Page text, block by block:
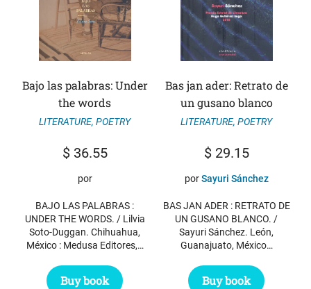
Bajo las palabras: Under
the words
LITERATURE, POETRY
$36.55
por
BAJO LAS PALABRAS :
UNDER THE WORDS. / Lilvia
Soto-Duggan. Chihuahua,
México : Medusa Editores,…
Buy book
Bas jan ader: Retrato de
un gusano blanco
LITERATURE, POETRY
$29.15
porSayuri Sánchez
BAS JAN ADER : RETRATO DE
UN GUSANO BLANCO. /
Sayuri Sánchez. León,
Guanajuato, México…
Buy book